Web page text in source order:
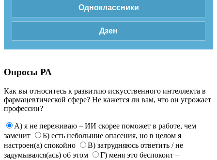
Одноклассники
Дзен
Опросы РА
Как вы относитесь к развитию искусственного интеллекта в
фармацевтической сфере? Не кажется ли вам, что он угрожает
профессии?
А) я не переживаю – ИИ скорее поможет в работе, чем
заменит
Б) есть небольшие опасения, но в целом я
настроен(а) спокойно
В) затрудняюсь ответить / не
задумывался(ась) об этом
Г) меня это беспокоит –